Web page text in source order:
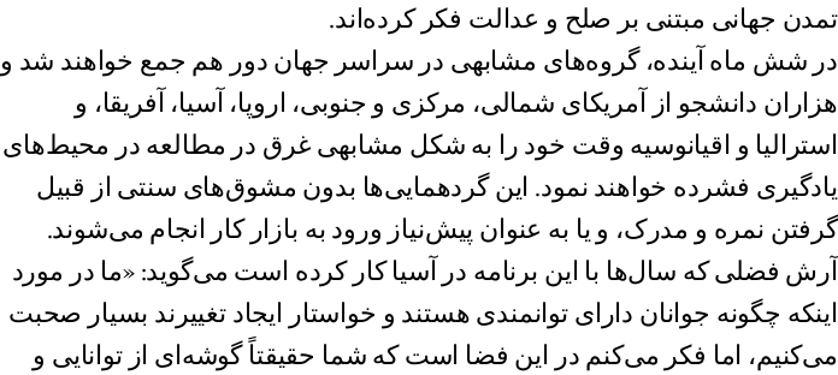
تمدن جهانی مبتنی بر صلح و عدالت فکر کرده‌اند.
در شش ماه آینده، گروه‌های مشابهی در سراسر جهان دور هم جمع خواهند شد و
هزاران دانشجو از آمریکای شمالی، مرکزی و جنوبی، اروپا، آسیا، آفریقا، و
استرالیا و اقیانوسیه وقت خود را به شکل مشابهی غرق در مطالعه در محیط‌های
یادگیری فشرده خواهند نمود. این گردهمایی‌ها بدون مشوق‌های سنتی از قبیل
گرفتن نمره و مدرک، و یا به عنوان پیش‌نیاز ورود به بازار کار انجام می‌شوند.
آرش فضلی که سال‌ها با این برنامه در آسیا کار کرده است می‌گوید: «ما در مورد
اینکه چگونه جوانان دارای توانمندی هستند و خواستار ایجاد تغییرند بسیار صحبت
می‌کنیم، اما فکر می‌کنم در این فضا است که شما حقیقتاً گوشه‌ای از توانایی و